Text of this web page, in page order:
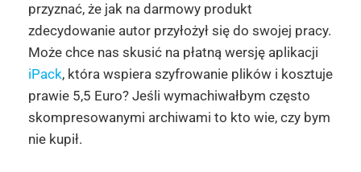
przyznać, że jak na darmowy produkt
zdecydowanie autor przyłożył się do swojej pracy.
Może chce nas skusić na płatną wersję aplikacji
iPack, która wspiera szyfrowanie plików i kosztuje
prawie 5,5 Euro? Jeśli wymachiwałbym często
skompresowanymi archiwami to kto wie, czy bym
nie kupił.